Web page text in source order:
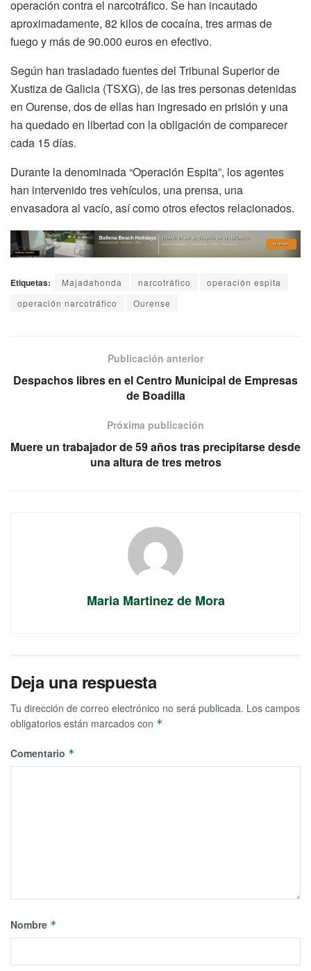
operación contra el narcotráfico. Se han incautado
aproximadamente, 82 kilos de cocaína, tres armas de
fuego y más de 90.000 euros en efectivo.
Según han trasladado fuentes del Tribunal Superior de
Xustiza de Galicia (TSXG), de las tres personas detenidas
en Ourense, dos de ellas han ingresado en prisión y una
ha quedado en libertad con la obligación de comparecer
cada 15 días.
Durante la denominada “Operación Espita”, los agentes
han intervenido tres vehículos, una prensa, una
envasadora al vacío, así como otros efectos relacionados.
Etiquetas: Majadahonda narcotráfico
operación espita
operación narcotráfico
Ourense
Publicación anterior
Despachos libres en el Centro Municipal de Empresas
de Boadilla
Próxima publicación
Muere un trabajador de 59 años tras precipitarse desde
una altura de tres metros
Maria Martinez de Mora
Deja una respuesta
Tu dirección de correo electrónico no será publicada. Los campos
obligatorios están marcados con *
Comentario *
Nombre *